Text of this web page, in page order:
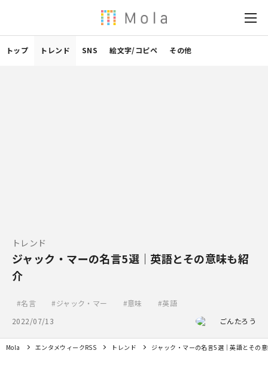
トップ トレンド SNS 絵文字/コピペ その他
トレンド
ジャック・マーの名言5選｜英語とその意味も紹
介
名言 ジャック・マー 意味
英語
2022/07/13
ごんたろう
Mola エンタメウィークRSS トレンド ジャック・マーの名言5選｜英語とその